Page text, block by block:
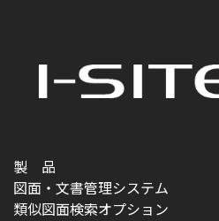
製 品
図面・文書管理システム
類似図面検索オプション